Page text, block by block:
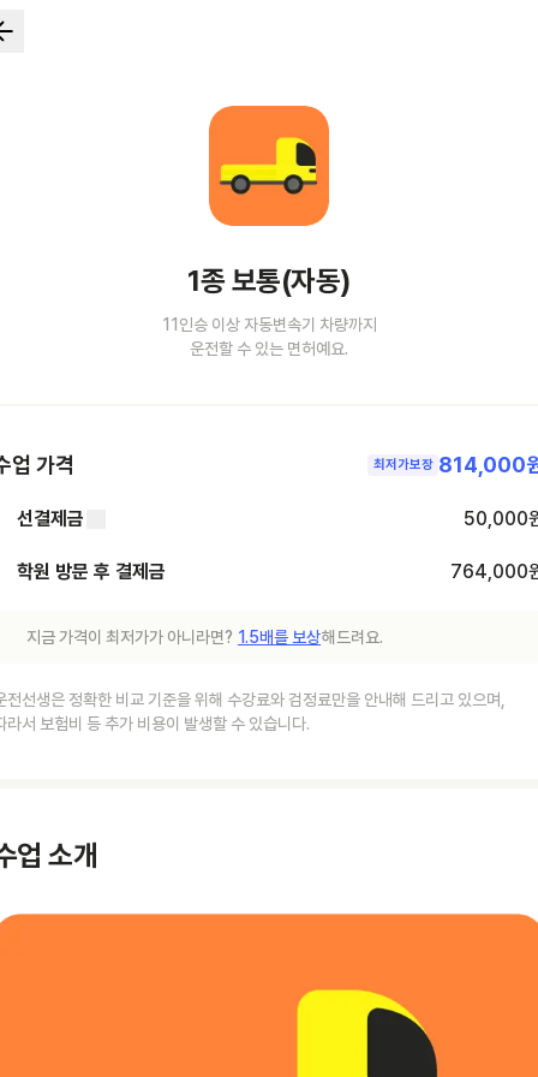
1종 보통(자동)
11인승 이상 자동변속기 차량까지
운전할 수 있는 면허예요.
업 가격 최저가보장 814,000
선결제금 50,000
학원 방문 후 결제금 764,000
지금 가격이 최저가가 아니라면? 1.5배를 보상해드려요.
전선생은 정확한 비교 기준을 위해 수강료와 검정료만을 안내해 드리고 있으며,
라서 보험비 등 추가 비용이 발생할 수 있습니다.
업 소개